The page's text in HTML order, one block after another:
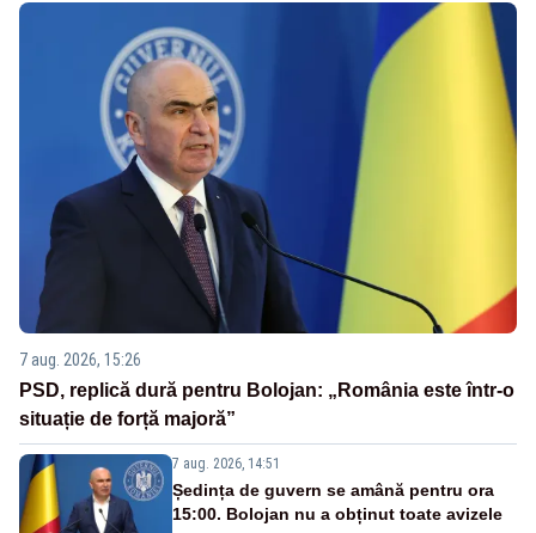
7 aug. 2026, 15:26
PSD, replică dură pentru Bolojan: „România este într-o
situație de forță majoră”
7 aug. 2026, 14:51
Ședința de guvern se amână pentru ora
15:00. Bolojan nu a obținut toate avizele